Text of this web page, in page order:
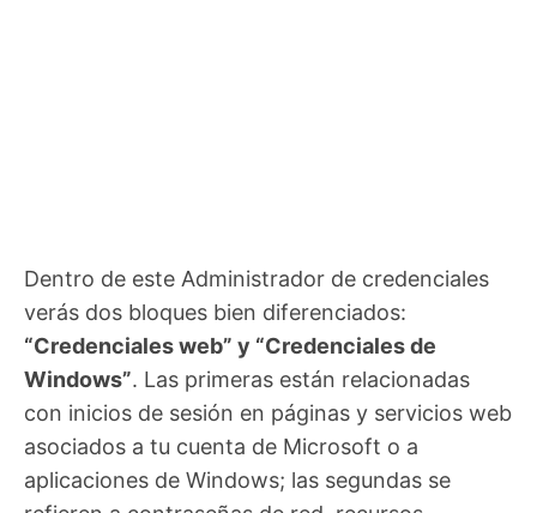
Dentro de este Administrador de credenciales
verás dos bloques bien diferenciados:
“Credenciales web” y “Credenciales de
Windows”. Las primeras están relacionadas
con inicios de sesión en páginas y servicios web
asociados a tu cuenta de Microsoft o a
aplicaciones de Windows; las segundas se